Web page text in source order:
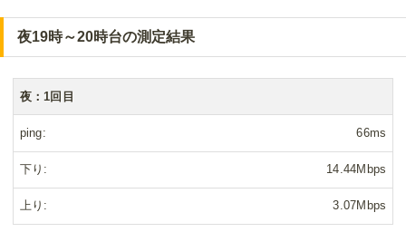
夜19時～20時台の測定結果
夜：1回目
ping 66ms
下り 14.44Mbps
上り 3.07Mbps